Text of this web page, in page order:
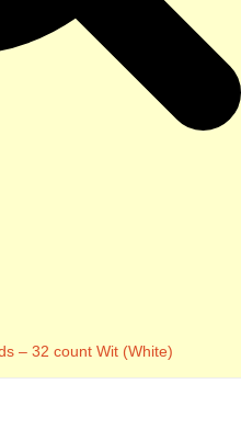
– 32 count Wit (White)